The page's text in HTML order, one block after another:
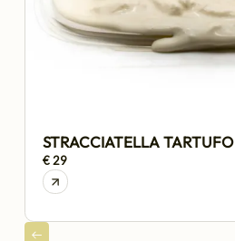
STRACCIATELLA TARTUFO
€ 29